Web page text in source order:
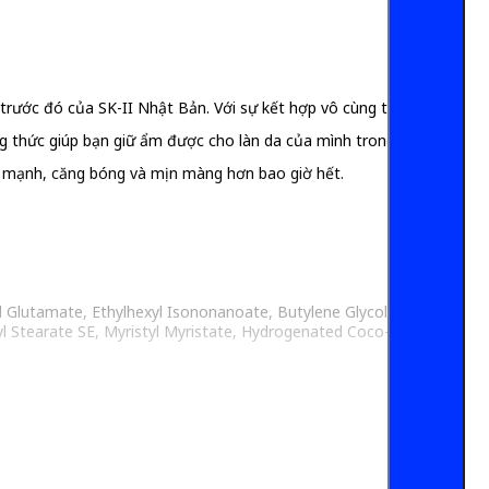
đó của SK-II Nhật Bản. Với sự kết hợp vô cùng tuyệt
giúp bạn giữ ẩm được cho làn da của mình trong suốt
căng bóng và mịn màng hơn bao giờ hết.
Ethylhexyl Isononanoate, Butylene Glycol,
Stearate SE, Myristyl Myristate, Hydrogenated Coco-